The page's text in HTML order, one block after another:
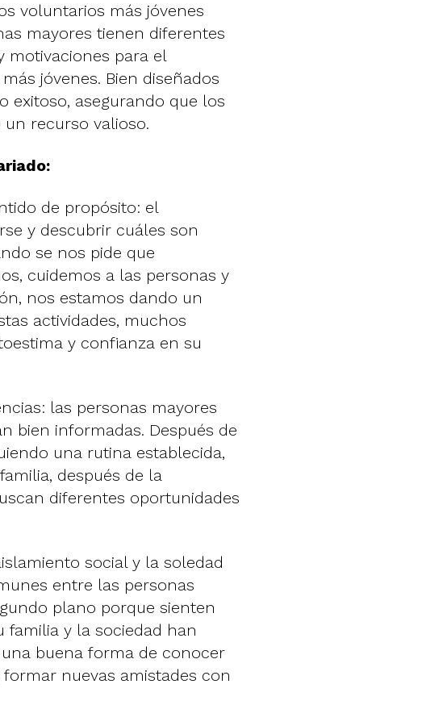
voluntarios más jóvenes
mayores tienen diferentes
motivaciones para el
jóvenes. Bien diseñados
exitoso, asegurando que los
recurso valioso.
de propósito: el
y descubrir cuáles son
se nos pide que
cuidemos a las personas y
nos estamos dando un
actividades, muchos
y confianza en su
las personas mayores
bien informadas. Después de
una rutina establecida,
después de la
diferentes oportunidades
social y la soledad
entre las personas
plano porque sienten
familia y la sociedad han
buena forma de conocer
nuevas amistades con